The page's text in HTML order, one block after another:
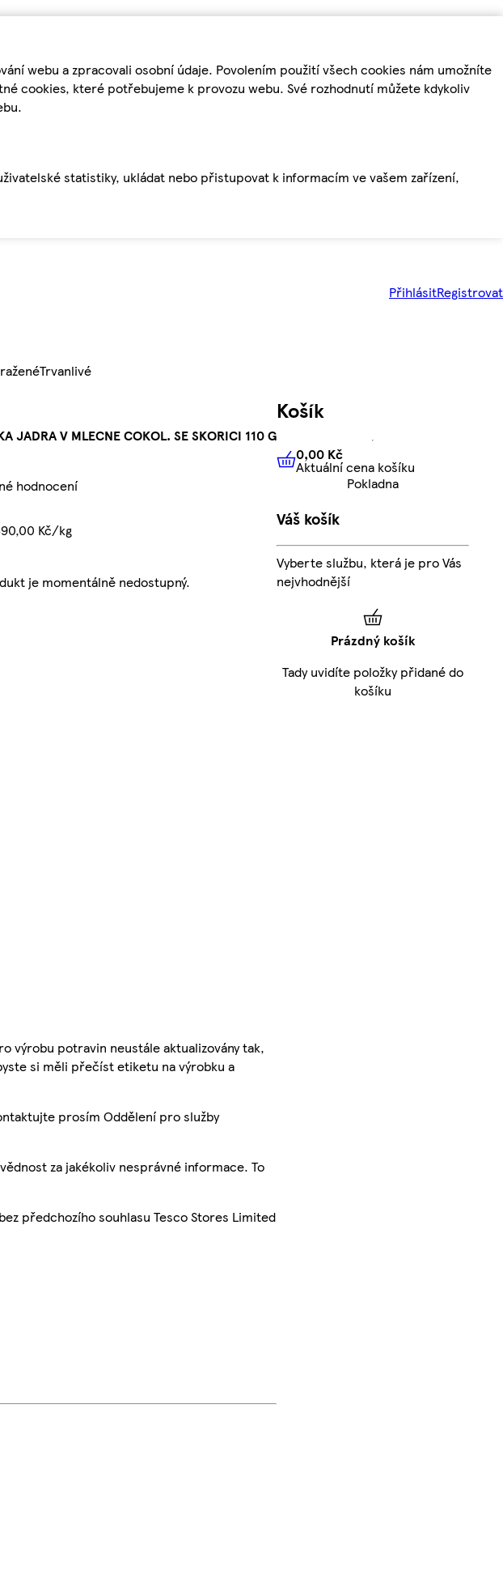
webu a zpracovali osobní údaje. Povolením použití všech cookies nám umožníte
cookies, které potřebujeme k provozu webu. Své rozhodnutí můžete kdykoliv
statistiky, ukládat nebo přistupovat k informacím ve vašem zařízení,
PřihlásitRegistrovat
Trvanlivé
JADRA V MLECNE COKOL. SE SKORICI 110 G
hodnocení
Kč/kg
je momentálně nedostupný.
výrobu potravin neustále aktualizovány tak,
si měli přečíst etiketu na výrobku a
prosím Oddělení pro služby
za jakékoliv nesprávné informace. To
předchozího souhlasu Tesco Stores Limited
Košík
0,00 KčAktuální cena košíku
0,00 Kč
Aktuální cena košíku
Pokladna
Váš košík
Vyberte službu, která je pro Vás
nejvhodnější
Prázdný košík
Tady uvidíte položky přidané do
košíku